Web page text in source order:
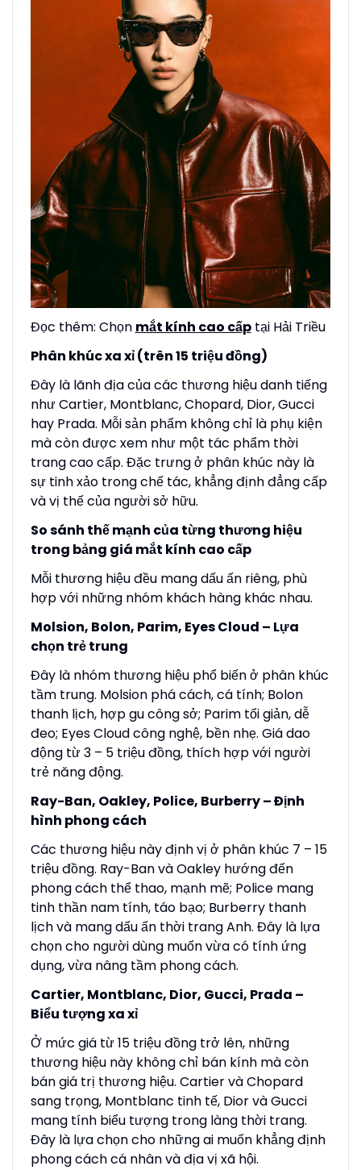
Đọc thêm: Chọn mắt kính cao cấptại Hải Triều
Phân khúc xa xỉ (trên 15 triệu đồng)
Đây là lãnh địa của các thương hiệu danh tiếng
như Cartier, Montblanc, Chopard, Dior, Gucci
hay Prada. Mỗi sản phẩm không chỉ là phụ kiện
mà còn được xem như một tác phẩm thời
trang cao cấp. Đặc trưng ở phân khúc này là
sự tinh xảo trong chế tác, khẳng định đẳng cấp
và vị thế của người sở hữu.
So sánh thế mạnh của từng thương hiệu
trong bảng giá mắt kính cao cấp
Mỗi thương hiệu đều mang dấu ấn riêng, phù
hợp với những nhóm khách hàng khác nhau.
Molsion, Bolon, Parim, Eyes Cloud – Lựa
chọn trẻ trung
Đây là nhóm thương hiệu phổ biến ở phân khúc
tầm trung. Molsion phá cách, cá tính; Bolon
thanh lịch, hợp gu công sở; Parim tối giản, dễ
đeo; Eyes Cloud công nghệ, bền nhẹ. Giá dao
động từ 3 – 5 triệu đồng, thích hợp với người
trẻ năng động.
Ray-Ban, Oakley, Police, Burberry – Định
hình phong cách
Các thương hiệu này định vị ở phân khúc 7 – 15
triệu đồng. Ray-Ban và Oakley hướng đến
phong cách thể thao, mạnh mẽ; Police mang
tinh thần nam tính, táo bạo; Burberry thanh
lịch và mang dấu ấn thời trang Anh. Đây là lựa
chọn cho người dùng muốn vừa có tính ứng
dụng, vừa nâng tầm phong cách.
Cartier, Montblanc, Dior, Gucci, Prada –
Biểu tượng xa xỉ
Ở mức giá từ 15 triệu đồng trở lên, những
thương hiệu này không chỉ bán kính mà còn
bán giá trị thương hiệu. Cartier và Chopard
sang trọng, Montblanc tinh tế, Dior và Gucci
mang tính biểu tượng trong làng thời trang.
Đây là lựa chọn cho những ai muốn khẳng định
phong cách cá nhân và địa vị xã hội.